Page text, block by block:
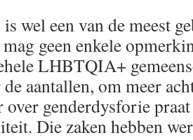
is wel een van de meest
geen enkele
LHBTQIA+
aantallen, om meer
over genderdysforie
Die zaken hebben